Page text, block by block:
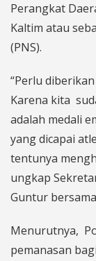
Perangkat
Kaltim atau
(PNS).
“Perlu
Karena kita
adalah medali
yang dicapai
tentunya
ungkap
Guntur
Menurutnya,
pemanasan